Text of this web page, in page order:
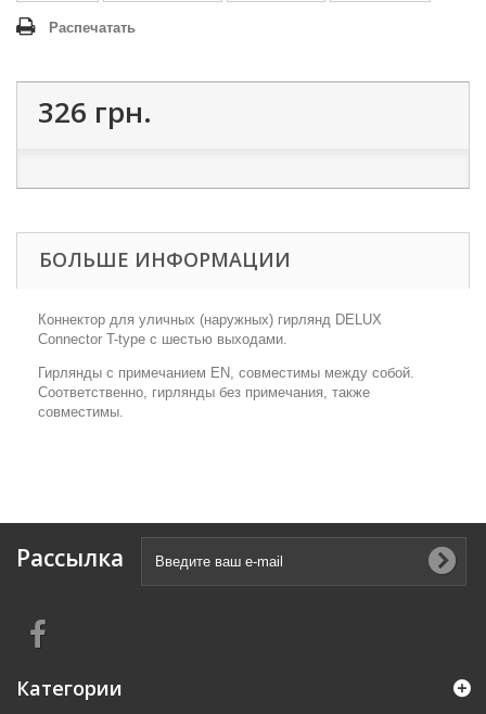
Распечатать
326 грн.
БОЛЬШЕ ИНФОРМАЦИИ
Коннектор для уличных (наружных) гирлянд DELUX
Connector T-type с шестью выходами.
Гирлянды с примечанием EN, совместимы между собой.
Соответственно, гирлянды без примечания, также
совместимы.
Рассылка
Категории